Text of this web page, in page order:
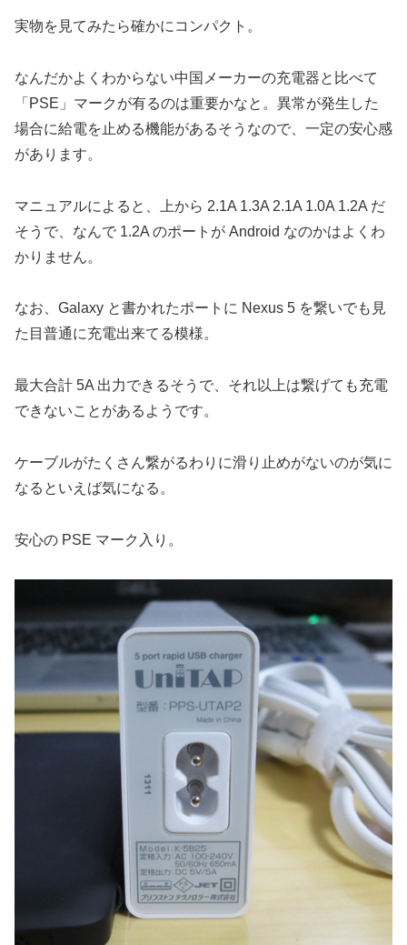
実物を見てみたら確かにコンパクト。
なんだかよくわからない中国メーカーの充電器と比べて
「PSE」マークが有るのは重要かなと。異常が発生した
場合に給電を止める機能があるそうなので、一定の安心感
があります。
マニュアルによると、上から 2.1A 1.3A 2.1A 1.0A 1.2A だ
そうで、なんで 1.2A のポートが Android なのかはよくわ
かりません。
なお、Galaxy と書かれたポートに Nexus 5 を繋いでも見
た目普通に充電出来てる模様。
最大合計 5A 出力できるそうで、それ以上は繋げても充電
できないことがあるようです。
ケーブルがたくさん繋がるわりに滑り止めがないのが気に
なるといえば気になる。
安心の PSE マーク入り。